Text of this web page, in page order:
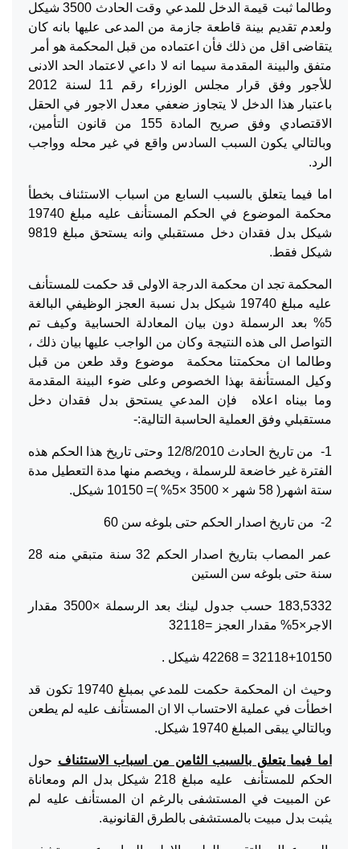
وطالما ثبت قيمة الدخل للمدعي وقت الحادث 3500 شيكل
ولعدم تقديم بينة قاطعة جازمة من المدعى عليها بانه كان
يتقاضى اقل من ذلك فأن اعتماده من قبل المحكمة هو أمر
متفق والبينة المقدمة سيما انه لا داعي لاعتماد الحد الادنى
للأجور وفق قرار مجلس الوزراء رقم 11 لسنة 2012
باعتبار هذا الدخل لا يتجاوز ضعفي معدل الاجور في الحقل
الاقتصادي وفق صريح المادة 155 من قانون التأمين،
وبالتالي يكون السبب السادس واقع في غير محله وواجب
الرد.
اما فيما يتعلق بالسبب السابع من اسباب الاستئناف بخطأ
محكمة الموضوع في الحكم المستأنف عليه مبلغ 19740
شيكل بدل فقدان دخل مستقبلي وانه يستحق مبلغ 9819
شيكل فقط.
المحكمة تجد ان محكمة الدرجة الاولى قد حكمت للمستأنف
عليه مبلغ 19740 شيكل بدل نسبة العجز الوظيفي البالغة
5% بعد الرسملة دون بيان المعادلة الحسابية وكيف تم
التواصل الى هذه النتيجة وكان من الواجب عليها بيان ذلك ،
وطالما ان محكمتنا محكمة موضوع وقد طعن من قبل
وكيل المستأنفة بهذا الخصوص وعلى ضوء البينة المقدمة
وما بيناه اعلاه فإن المدعي يستحق بدل فقدان دخل
مستقبلي وفق العملية الحاسبة التالية:-
1- من تاريخ الحادث 12/8/2010 وحتى تاريخ هذا الحكم هذه
الفترة غير خاضعة للرسملة ، ويخصم منها مدة التعطيل مدة
ستة اشهر( 58 شهر × 3500 ×5% )= 10150 شيكل.
2- من تاريخ اصدار الحكم حتى بلوغه سن 60
عمر المصاب بتاريخ اصدار الحكم 32 سنة متبقي منه 28
سنة حتى بلوغه سن الستين
183,5332 حسب جدول لينك بعد الرسملة ×3500 مقدار
الاجر×5% مقدار العجز =32118
32118+10150 = 42268 شيكل .
وحيث ان المحكمة حكمت للمدعي بمبلغ 19740 تكون قد
اخطأت في عملية الاحتساب الا ان المستأنف عليه لم يطعن
وبالتالي يبقى المبلغ 19740 شيكل.
اما فيما يتعلق بالسبب الثامن من اسباب الاستئناف حول
الحكم للمستأنف عليه مبلغ 218 شيكل بدل الم ومعاناة
عن المبيت في المستشفى بالرغم ان المستأنف عليه لم
يثبت بدل مبيت بالمستشفى بالطرق القانونية.